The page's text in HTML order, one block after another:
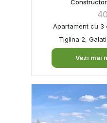
Apartament cu 3
Tiglina 2, Galati
Vezi mai